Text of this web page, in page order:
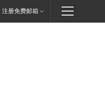
注册免费邮箱